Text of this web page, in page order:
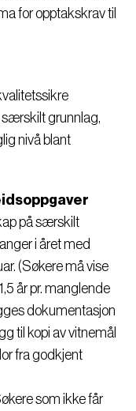
for opptakskrav til
grunnlag,
nivå blant
på særskilt
i året med
(Søkere må vise
år pr. manglende
dokumentasjon
til kopi av vitnemål
fra godkjent
som ikke får